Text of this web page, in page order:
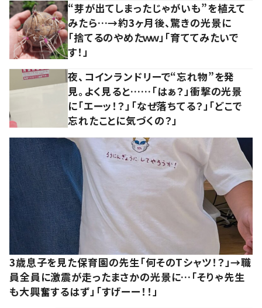
“芽が出てしまったじゃがいも”を植えて
みたら…→約3ヶ月後、驚きの光景に
「捨てるのやめたｗｗ」「育ててみたいで
す！」
夜、コインランドリーで“忘れ物”を発
見。よく見ると……「はぁ？」衝撃の光景
に「エーッ！？」「なぜ落ちてる？」「どこで
忘れたことに気づくの？」
3歳息子を見た保育園の先生「何そのTシャツ！？」→職
員全員に激震が走ったまさかの光景に…「そりゃ先生
も大興奮するはず」「すげーー！！」